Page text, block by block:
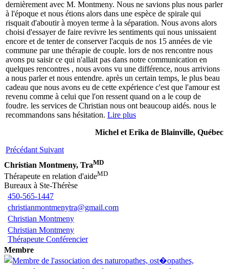
dernièrement avec M. Montmeny. Nous ne savions plus nous parler
à l'époque et nous étions alors dans une espèce de spirale qui
risquait d'aboutir à moyen terme à la séparation. Nous avons alors
choisi d'essayer de faire revivre les sentiments qui nous unissaient
encore et de tenter de conserver l'acquis de nos 15 années de vie
commune par une thérapie de couple. lors de nos rencontre nous
avons pu saisir ce qui n'allait pas dans notre communication en
quelques rencontres , nous avons vu une différence, nous arrivions
a nous parler et nous entendre. après un certain temps, le plus beau
cadeau que nous avons eu de cette expérience c'est que l'amour est
revenu comme à celui que l'on ressent quand on a le coup de
foudre. les services de Christian nous ont beaucoup aidés. nous le
recommandons sans hésitation. Lire plus
Michel et Erika de Blainville, Québec
Précédant Suivant
Christian Montmeny, TraMD
Thérapeute en relation d'aideMD
Bureaux à Ste-Thérèse
450-565-1447
christianmontmenytra@gmail.com
Christian Montmeny
Christian Montmeny
Thérapeute Conférencier
Membre